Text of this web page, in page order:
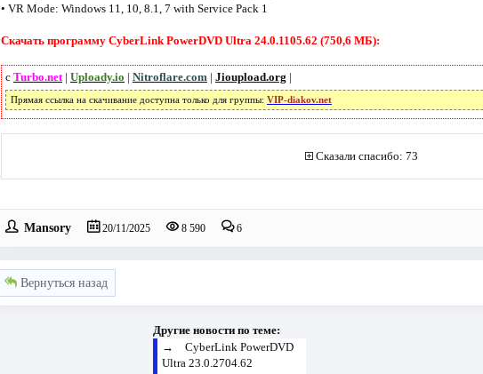
• VR Mode: Windows 11, 10, 8.1, 7 with Service Pack 1
Скачать программу CyberLink PowerDVD Ultra 24.0.1105.62 (750,6 МБ):
с Turbo.net| Uploady.io | Nitroflare.com | Jioupload.org |
Прямая ссылка на скачивание доступна только для группы: VIP-diakov.net
Сказали спасибо: 73
Mansory 20/11/2025 8 590 6
Вернуться назад
Другие новости по теме:
→ CyberLink PowerDVD
Ultra 23.0.2704.62